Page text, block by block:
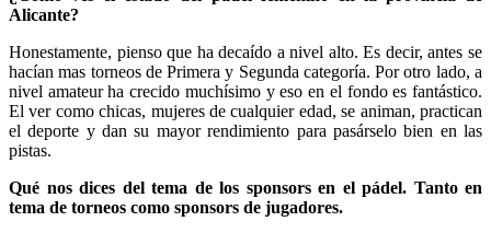
Alicante?
Honestamente, pienso que ha decaído a nivel alto. Es decir, antes se
hacían mas torneos de Primera y Segunda categoría. Por otro lado, a
nivel amateur ha crecido muchísimo y eso en el fondo es fantástico.
El ver como chicas, mujeres de cualquier edad, se animan, practican
el deporte y dan su mayor rendimiento para pasárselo bien en las
pistas.
Qué nos dices del tema de los sponsors en el pádel. Tanto en
tema de torneos como sponsors de jugadores.